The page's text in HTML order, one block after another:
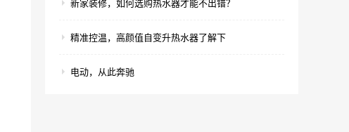
精准控温，高颜值自变升热水器了解下
电动，从此奔驰